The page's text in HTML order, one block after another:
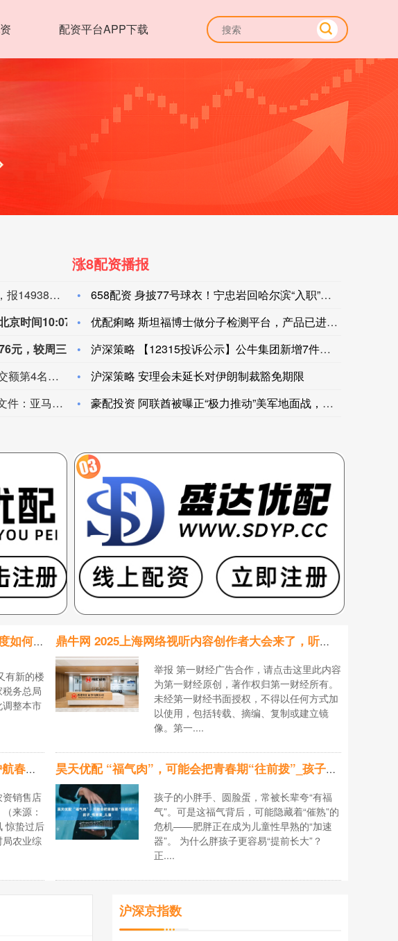
配资平台APP下载
富时A50期指连续夜盘收涨0.03%，报14938点。
周四（8月6日）纽约尾盘，现货黄金跌0.14%，报4240.66美元/盎司，亚太早盘走高、北京时间10:07达到4304.09美元，之后持续震荡下行。现货白银跌0.83%，报61.5299美元/盎司，日内持续震荡下行，交投于62.9050-60.8750美元。COMEX铜期货跌0.12%，报6.7195美元/磅，欧股早盘显著上扬、17:35达到6.8665美元。
周四（8月6日）纽约尾盘，现货黄金跌0.14%，报4240.66美
周四（8月6日）纽约尾盘（周五北京时间04:59），离岸人民
周四美股成交额第4名闪迪收跌6.81%，成交239.47亿美元。花旗分析师Asiya Merchant将闪迪目标价从2500美元下调至2100美元，并维持买入评级。同日，杰富瑞将闪迪目标价从3000美元下调至1750美元。此前闪迪披露2026财年第四季度财报显示，公司第四财季业绩超预期强劲，但业绩指引偏弱。分析认为，闪迪股价下跌的关键原因并不在于第四财季业绩本身，而在于闪迪的本财季营收指引低于市场预期，调整后EPS指引区间基本落在市场预期范围。毛利率指引环比大致持平，有见顶迹象。
美国 SEC 文件：亚马逊披露持有 X‑Energy 公司 6580 万股 A 类股份。
涨8配资播报
658配资 身披77号球衣！宁忠岩回哈尔滨“入职”东北超
优配痢略 斯坦福博士做分子检测平台，产品已进入北大、清华
泸深策略 【12315投诉公示】公牛集团新增7件投诉公示，涉
沪深策略 安理会未延长对伊朗制裁豁免期限
豪配投资 阿联酋被曝正“极力推动”美军地面战，另外两国也支持
融创优配 本次上海优化调整房产税试点政策力度如何？
有新的楼
务总局
整本市
鼎牛网 2025上海网络视听内容创作者大会来了，听听何广智说了啥
举报 第一财经广告合作，请点击这里此内容
为第一财经原创，著作权归第一财经所有。
未经第一财经书面授权，不得以任何方式加
以使用，包括转载、摘编、复制或建立镜
像。第一....
辉煌优配 即墨启动农资打假“亮剑”专项行动 护航春耕保生产
销售店
来源：
惊蛰过后
农业综
昊天优配 “福气肉”，可能会把青春期“往前拨”_孩子_性激素_儿童
孩子的小胖手、圆脸蛋，常被长辈夸“有福
气”。可是这福气背后，可能隐藏着“催熟”的
危机——肥胖正在成为儿童性早熟的“加速
器”。 为什么胖孩子更容易“提前长大”？
正....
沪深京指数